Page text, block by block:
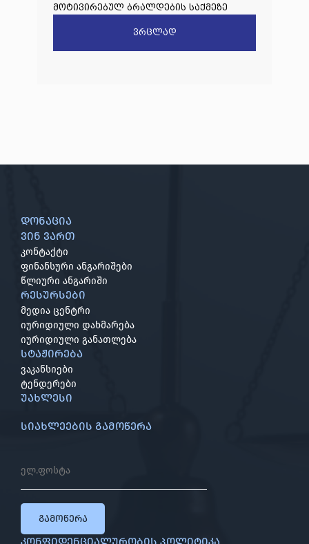
მოტივირებულ ბრალდების საქმეზე
დაარეგისტრირავრცლად
დონაცია
ვინ ვართ
კონტაქტი
ფინანსური ანგარიშები
წლიური ანგარიში
რესურსები
მედია ცენტრი
იურიდიული დახმარება
იურიდიული განათლება
სტაჟირება
ვაკანსიები
ტენდერები
უახლესი
სიახლეების გამოწერა
გამოწერა